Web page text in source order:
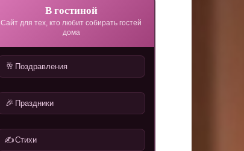
В гостиной
Сайт для тех, кто любит собирать гостей
дома
🥂 Поздравления
🎉 Праздники
✍️Стихи